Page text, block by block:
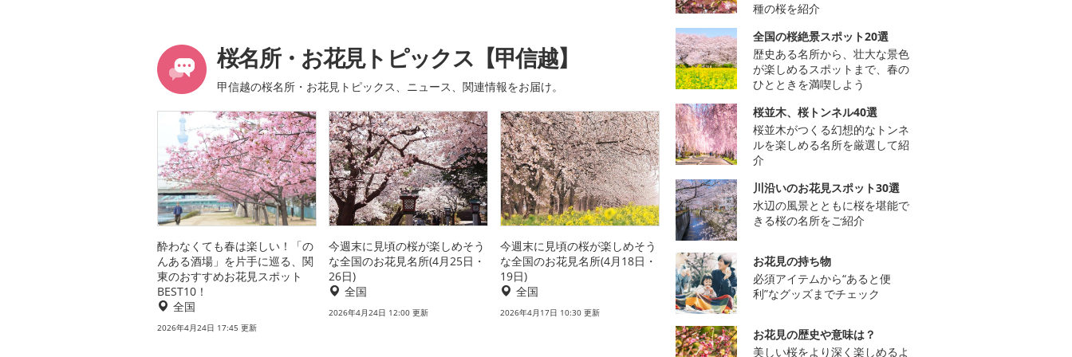
桜名所・お花見トピックス【甲信越】
甲信越の桜名所・お花見トピックス、ニュース、関連情報をお届け。
酔わなくても春は楽しい！「の
んある酒場」を片手に巡る、関
東のおすすめお花見スポット
BEST10！
全国
2026年4月24日 17:45 更新
今週末に見頃の桜が楽しめそう
な全国のお花見名所(4月25日・
26日)
全国
2026年4月24日 12:00 更新
今週末に見頃の桜が楽しめそう
な全国のお花見名所(4月18日・
19日)
全国
2026年4月17日 10:30 更新
種の桜を紹介
全国の桜絶景スポット20選
歴史ある名所から、壮大な景色
が楽しめるスポットまで、春の
ひとときを満喫しよう
桜並木、桜トンネル40選
桜並木がつくる幻想的なトンネ
ルを楽しめる名所を厳選して紹
介
川沿いのお花見スポット30選
水辺の風景とともに桜を堪能で
きる桜の名所をご紹介
お花見の持ち物
必須アイテムから“あると便
利”なグッズまでチェック
お花見の歴史や意味は？
美しい桜をより深く楽しめるよ